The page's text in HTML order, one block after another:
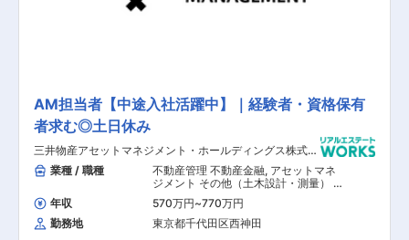
AM担当者【中途入社活躍中】｜経験者・資格保有
者求む◎土日休み
三井物産アセットマネジメント・ホールディングス株式会
社
業種 / 職種 不動産管理 不動産金融, アセットマネ
ジメント その他（土木設計・測量） そ
の他（建築設計・積算）
年収 570万円~770万円
勤務地
東京都千代田区西神田